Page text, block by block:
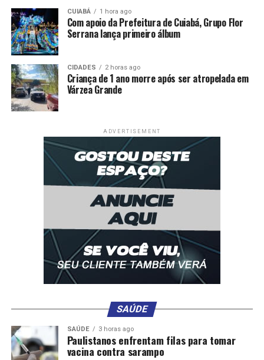
Relacionadas
FBI apura ligação entre explosão em Las Vegas e ataque
CUIABÁ 1 hora ago
Com apoio da Prefeitura de Cuiabá, Grupo Flor
Serrana lança primeiro álbum
CIDADES 2 horas ago
Criança de 1 ano morre após ser atropelada em
Várzea Grande
ADVERTISEMENT
SAÚDE
SAÚDE 3 horas ago
Paulistanos enfrentam filas para tomar
vacina contra sarampo